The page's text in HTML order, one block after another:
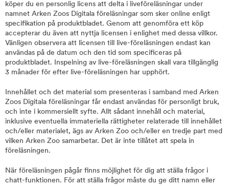
köper du en personlig licens att delta i liveföreläsningar under
namnet Arken Zoos Digitala föreläsningar som sker online enligt
specifikation på produktbladet. Genom att genomföra ett köp
accepterar du även att nyttja licensen i enlighet med dessa villkor.
Vänligen observera att licensen till live-föreläsningen endast kan
användas på de datum och den tid som specificeras på
produktbladet. Inspelning av live-föreläsningen skall vara tillgänglig
3 månader för efter live-föreläsningen har upphört.
Innehållet och det material som presenteras i samband med Arken
Zoos Digitala föreläsningar får endast användas för personligt bruk,
och inte i kommersiellt syfte. Allt sådant innehåll och material,
inklusive eventuella immateriella rättigheter relaterade till innehållet
och/eller materialet, ägs av Arken Zoo och/eller en tredje part med
vilken Arken Zoo samarbetar. Det är inte tillåtet att spela in
föreläsningen.
När föreläsningen pågår finns möjlighet för dig att ställa frågor i
chatt-funktionen. För att ställa frågor måste du ge ditt namn eller